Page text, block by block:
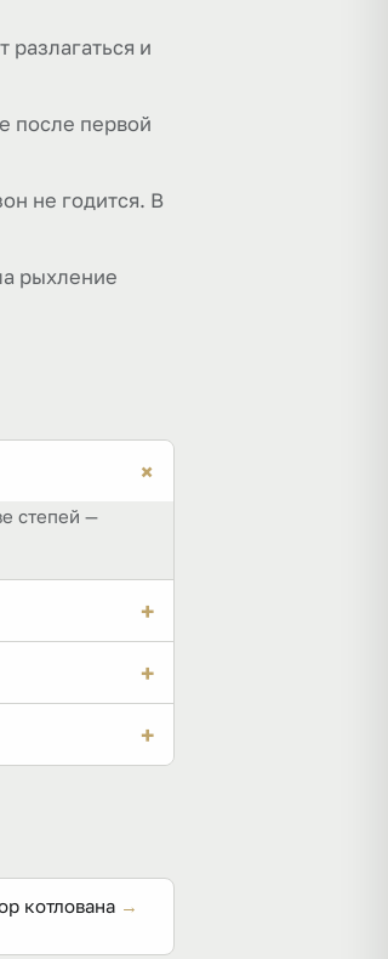
и
после первой
не годится. В
рыхление
+
степей —
+
+
+
котлована →